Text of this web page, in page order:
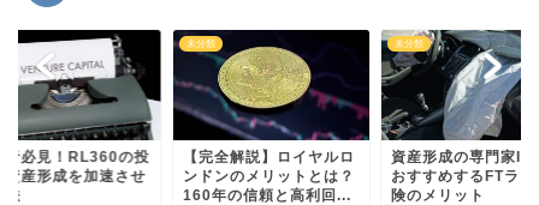
者必見！RL360の投
資産形成を加速させ
法
未分類
【完全解説】ロイヤルロ
ンドンのメリットとは？
160年の信頼と高利回...
未分類
資産形成の専門家
おすすめするFTライ
険のメリット